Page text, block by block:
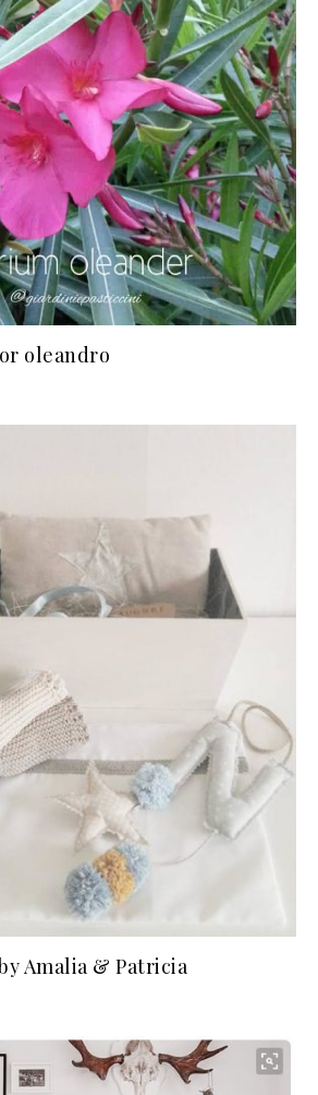
oleandro
Amalia & Patricia